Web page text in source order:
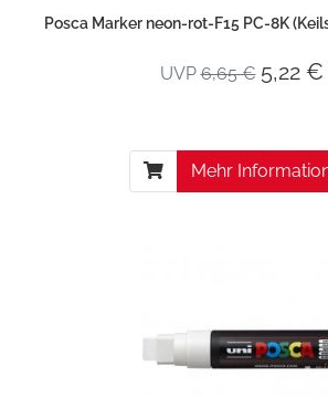
Posca Marker neon-rot-F15 PC-8K
UVP6,65 € 5,22 €
Mehr